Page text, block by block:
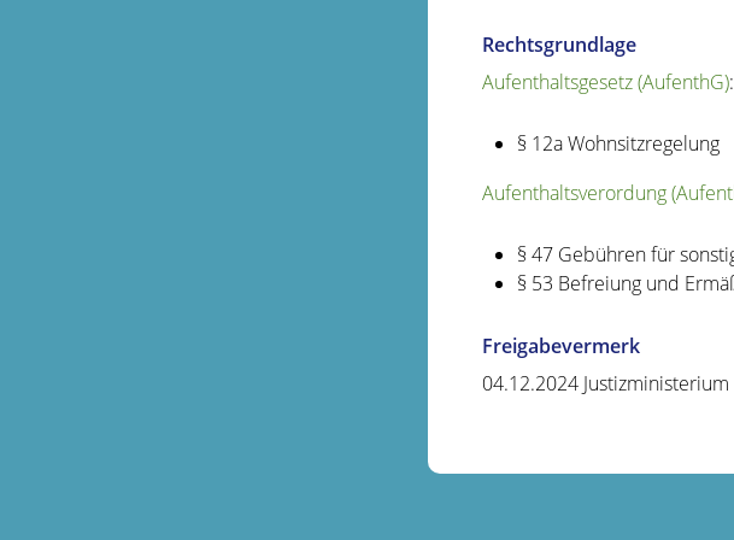
Rechtsgrundlage
Aufenthaltsgesetz (AufenthG):
§ 12a Wohnsitzregelung
Aufenthaltsverordung
§ 47 Gebühren für
§ 53 Befreiung und
Freigabevermerk
04.12.2024